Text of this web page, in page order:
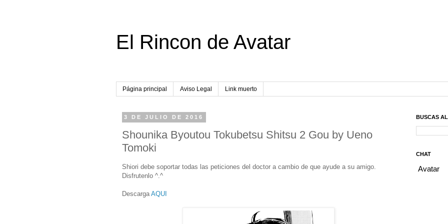
El Rincon de Avatar
Página principal Aviso Legal Link muerto
3 DE JULIO DE 2016
Shounika Byoutou Tokubetsu Shitsu 2 Gou by Ueno
Tomoki
Shiori debe soportar todas las peticiones del doctor a cambio de que ayude a su amigo.
Disfrutenlo ^.^
DescargaAQUI
BUSCAS
CHAT